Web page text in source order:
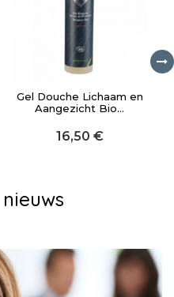
Gel Douche Lichaam en
Aangezicht Bio...
16,50 €